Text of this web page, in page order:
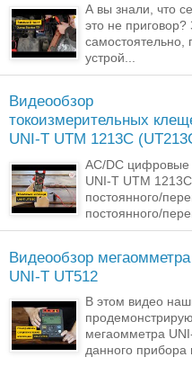
А вы знали, что
это не приговор?
устрой...
Видеообзор
токоизмерительных
UNI-T UTM 1213C
AC/DC цифровые
UNI-T UTM
постоянного/
постоянного/
Видеообзор мегаомметра
UNI-T UT512
В этом видео
мегаомметра
данного